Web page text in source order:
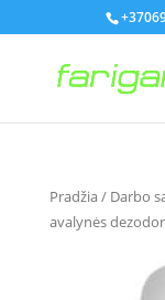
Pradžia/ Darbo
avalynės